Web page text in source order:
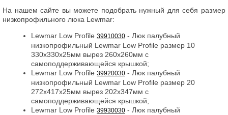
На нашем сайте вы можете подобрать нужный для себя размер
низкопрофильного люка Lewmar:
Lewmar Low Profile 39910030 - Люк палубный
низкопрофильный Lewmar Low Profile размер 10
330x330x25мм вырез 260x260мм с
самоподдерживающейся крышкой;
Lewmar Low Profile 39920030 - Люк палубный
низкопрофильный Lewmar Low Profile размер 20
272x417x25мм вырез 202x347мм с
самоподдерживающейся крышкой;
Lewmar Low Profile 39930030 - Люк палубный